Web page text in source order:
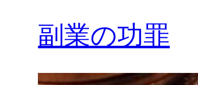
副業の功罪